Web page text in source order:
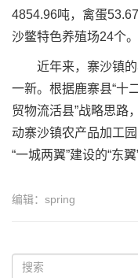
4854.96吨，禽蛋
沙鳖特色养殖场24个。
近年来，寨沙镇的
一新。根据鹿寨县“十
贸物流活县”战略思路
动寨沙镇农产品加工
“一城两翼”建设的“东翼
编辑：spring